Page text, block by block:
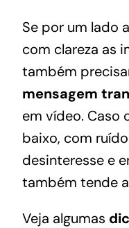
Se por um lado
com clareza as
também
mensagem
em vídeo. Caso
baixo, com
desinteresse e
também tende
Veja algumas